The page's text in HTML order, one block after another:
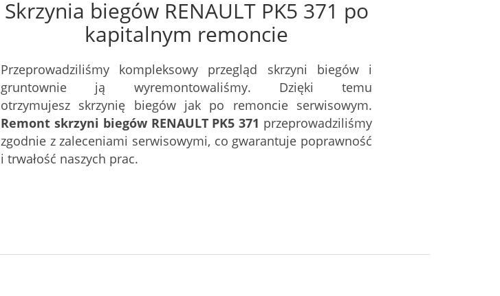
Skrzynia biegów RENAULT PK5 371 po
kapitalnym remoncie
Przeprowadziliśmy kompleksowy przegląd skrzyni biegów i
gruntownie ją wyremontowaliśmy. Dzięki temu
otrzymujesz skrzynię biegów jak po remoncie serwisowym.
Remont skrzyni biegów RENAULT PK5 371 przeprowadziliśmy
zgodnie z zaleceniami serwisowymi, co gwarantuje poprawność
i trwałość naszych prac.